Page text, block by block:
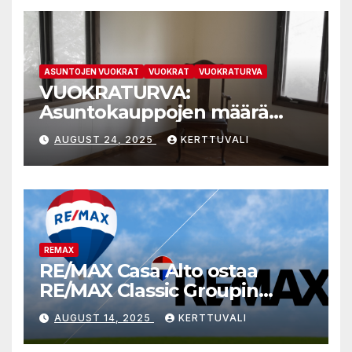
valtiontukisäännöistä
ASUNTOJEN VUOKRAT VUOKRAT VUOKRATURVA
VUOKRATURVA:
Asuntokauppojen määrä
kasvaa, koska ylitarjontaan
kypsyneet myyjät joustavat
kauppahinnoissa
AUGUST 24, 2025 KERTTUVALI
REMAX
RE/MAX Casa Alto ostaa
RE/MAX Classic Groupin
liiketoiminnan
AUGUST 14, 2025 KERTTUVALI